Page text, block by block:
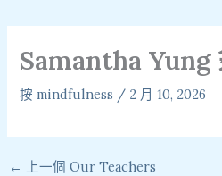
Samantha Yung
按mindfulness / 2 月 10, 2026
← 上一個 Our Teachers